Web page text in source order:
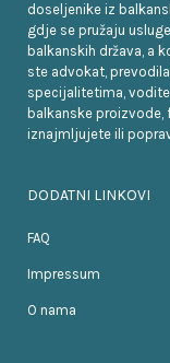
doseljenike iz
gdje se pružaju
balkanskih država, a
ste advokat,
specijalitetima,
balkanske proizvode,
iznajmljujete ili
DODATNI LINKOVI
FAQ
Impressum
O nama